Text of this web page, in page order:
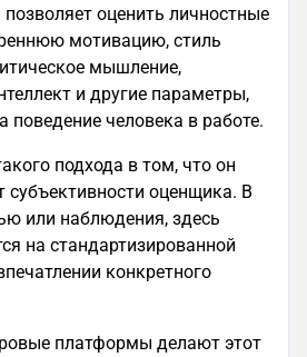
позволяет оценить личностные
мотивацию, стиль
мышление,
и другие параметры,
поведение человека в работе.
подхода в том, что он
субъективности оценщика. В
или наблюдения, здесь
на стандартизированной
конкретного
платформы делают этот